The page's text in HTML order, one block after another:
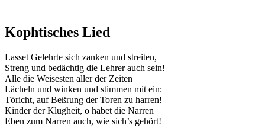
Kophtisches Lied
Lasset Gelehrte sich zanken und streiten,
Streng und bedächtig die Lehrer auch sein!
Alle die Weisesten aller der Zeiten
Lächeln und winken und stimmen mit ein:
Töricht, auf Beßrung der Toren zu harren!
Kinder der Klugheit, o habet die Narren
Eben zum Narren auch, wie sich’s gehört!